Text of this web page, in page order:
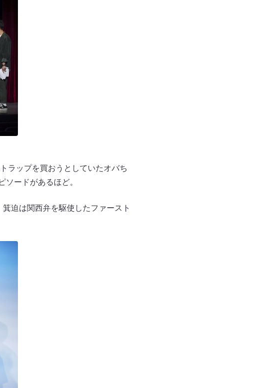
ラップを買おうとしていたオバち
ードがあるほど。
迫は関西弁を駆使したファースト